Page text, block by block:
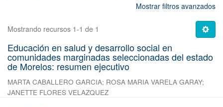
Mostrar filtros avanzados
Mostrando recursos 1-1 de 1
Educación en salud y desarrollo social en
comunidades marginadas seleccionadas del estado
de Morelos: resumen ejecutivo
MARTA CABALLERO GARCIA; ROSA MARIA VARELA GARAY;
JANETTE FLORES VELAZQUEZ